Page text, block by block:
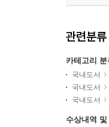
관련분류
카테고리 분
국내도서
국내도서
국내도서
수상내역